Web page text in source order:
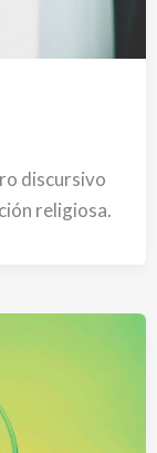
discursivo
religiosa.